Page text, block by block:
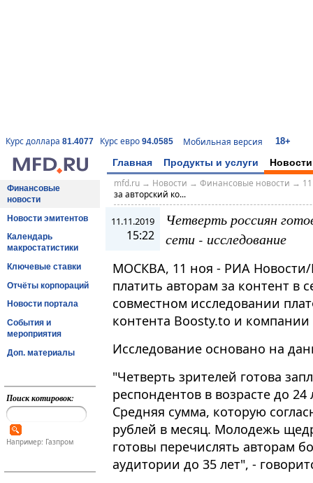
Курс доллара 81.4077 Курс евро 94.0585 Мобильная версия 18+
Главная Продукты и услуги Новости
Финансовые
новости
Новости эмитентов
Календарь
макростатистики
Ключевые ставки
Отчёты корпораций
Новости портала
События и
мероприятия
Доп. материалы
Поиск котировок:
Например: Газпром
mfd.ru→ Новости → Финансовые новости →
за авторский ко...
11.11.2019
15:22
Четверть россиян
сети - исследование
МОСКВА, 11 ноя - РИА Новости/
платить авторам за контент в
совместном исследовании
контента Boosty.to и компании
Исследование основано на
"Четверть зрителей готова
респондентов в возрасте до
Средняя сумма, которую
рублей в месяц. Молодежь
готовы перечислять авторам
аудитории до 35 лет", -